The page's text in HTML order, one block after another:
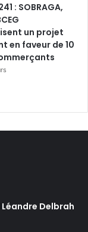
: SOBRAGA,
un projet
en faveur de 10
Delbrah